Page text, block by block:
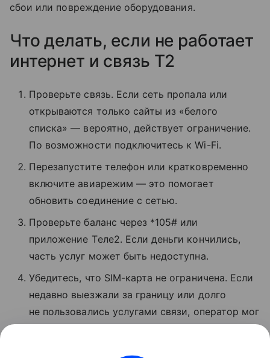
сбои или повреждение оборудования.
Что делать, если не работает
интернет и связь T2
Проверьте связь. Если сеть пропала или
открываются только сайты из «белого
списка» — вероятно, действует ограничение.
По возможности подключитесь к Wi-Fi.
Перезапустите телефон или кратковременно
включите авиарежим — это помогает
обновить соединение с сетью.
Проверьте баланс через *105# или
приложение Tеле2. Если деньги кончились,
часть услуг может быть недоступна.
Убедитесь, что SIM-карта не ограничена. Если
недавно выезжали за границу или долго
не пользовались услугами связи, оператор мог
временно заблокировать звонки и интернет.